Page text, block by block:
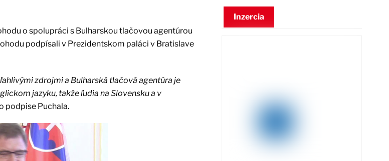
o spolupráci s Bulharskou tlačovou agentúrou
podpísali v Prezidentskom paláci v Bratislave
zdrojmi a Bulharská tlačová agentúra je
jazyku, takže ľudia na Slovensku a v
podpise Puchala.
Inzercia